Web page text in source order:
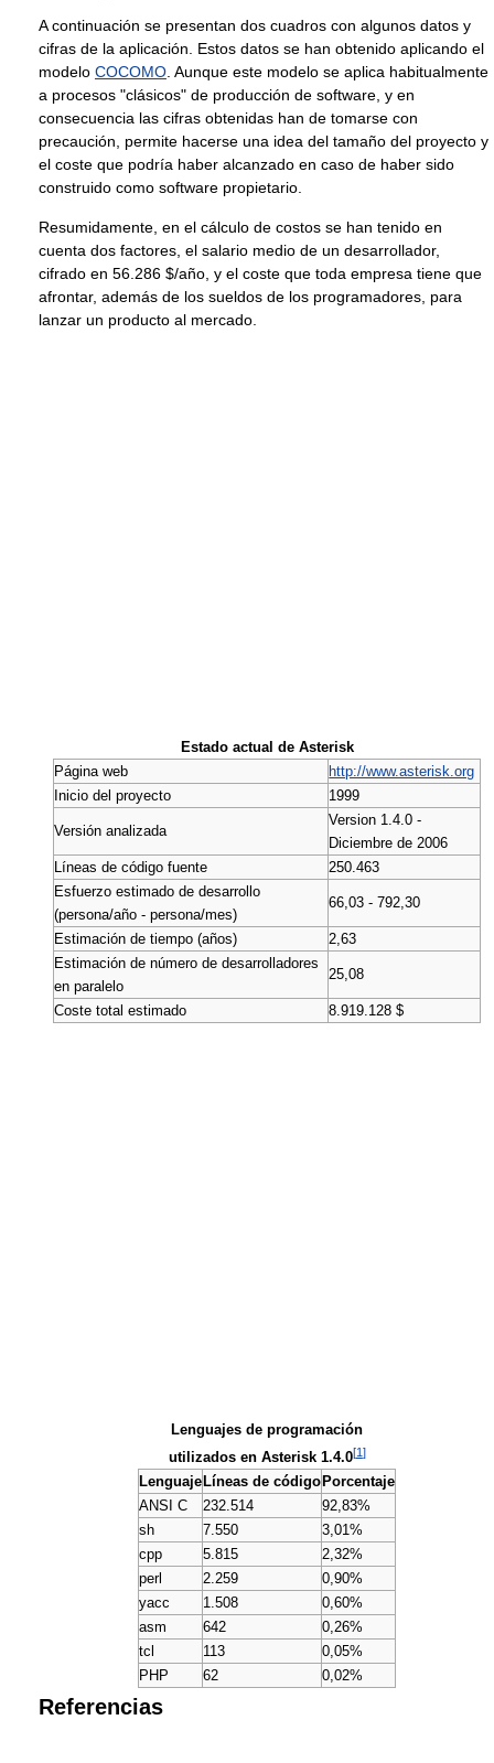
A continuación se presentan dos cuadros con algunos datos y
cifras de la aplicación. Estos datos se han obtenido aplicando el
modelo COCOMO . Aunque este modelo se aplica habitualmente
a procesos "clásicos" de producción de software, y en
consecuencia las cifras obtenidas han de tomarse con
precaución, permite hacerse una idea del tamaño del proyecto y
el coste que podría haber alcanzado en caso de haber sido
construido como software propietario.
Resumidamente, en el cálculo de costos se han tenido en
cuenta dos factores, el salario medio de un desarrollador,
cifrado en 56.286 $/año, y el coste que toda empresa tiene que
afrontar, además de los sueldos de los programadores, para
lanzar un producto al mercado.
Estado actual de Asterisk
Página web
http://www.asterisk.org
Inicio del proyecto
1999
Versión analizada
Version 1.4.0 -
Diciembre de 2006
Líneas de código fuente
250.463
Esfuerzo estimado de desarrollo
(persona/año - persona/mes)
66,03 - 792,30
Estimación de tiempo (años)
2,63
Estimación de número de desarrolladores
en paralelo
25,08
Coste total estimado 8.919.128 $
Lenguajes de programación
utilizados en Asterisk 1.4.0[1]
Lenguaje Líneas de código Porcentaje
ANSI C
232.514
92,83%
sh
7.550
3,01%
cpp
5.815
2,32%
perl
2.259
0,90%
yacc
1.508
0,60%
asm
642
0,26%
tcl
113
0,05%
PHP
62 0,02%
Referencias